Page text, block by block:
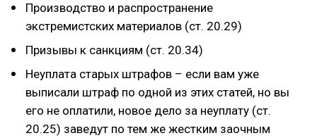
Производство и распространение
экстремистских материалов (ст. 20.29)
Призывы к санкциям (ст. 20.34)
Неуплата старых штрафов – если вам уже
выписали штраф по одной из этих статей, но вы
его не оплатили, новое дело за неуплату (ст.
20.25) заведут по тем же жестким заочным